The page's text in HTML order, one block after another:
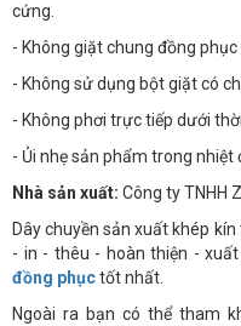
cứng.
- Không giặt chung đồng
- Không sử dụng bột giặt có
- Không phơi trực tiếp dưới
- Ủi nhẹ sản phẩm trong nhiệt
Nhà sản xuất: Công ty TNHH
Dây chuyền sản xuất khép
- in - thêu - hoàn thiện -
đồng phụctốt nhất.
Ngoài ra bạn có thể tham